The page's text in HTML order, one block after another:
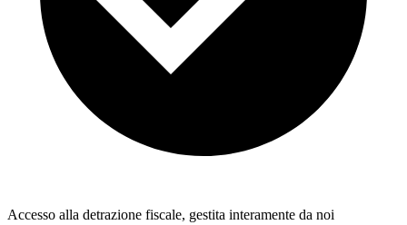
Accesso alla detrazione fiscale, gestita interamente da noi